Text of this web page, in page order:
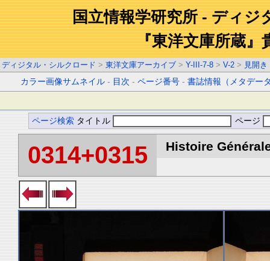
国立情報学研究所 - ディジ
『東洋文庫所蔵』
ディジタル・シルクロード > 東洋文庫アーカイブ > Y-III-7-8 > V-2 > 見開き
カラー画像サムネイル - 目次 -ページ番号 -書誌情報（メタデー
ページ検索 タイトル ページ
0314+0315 Histoire